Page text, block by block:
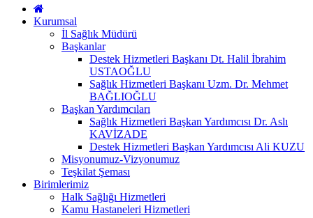
Kurumsal
İl Sağlık Müdürü
Başkanlar
Destek Hizmetleri Başkanı Dt. Halil İbrahim
USTAOĞLU
Sağlık Hizmetleri Başkanı Uzm. Dr. Mehmet
BAĞLIOĞLU
Başkan Yardımcıları
Sağlık Hizmetleri Başkan Yardımcısı Dr. Aslı
KAVİZADE
Destek Hizmetleri Başkan Yardımcısı Ali KUZU
Misyonumuz-Vizyonumuz
Teşkilat Şeması
Birimlerimiz
Halk Sağlığı Hizmetleri
Kamu Hastaneleri Hizmetleri